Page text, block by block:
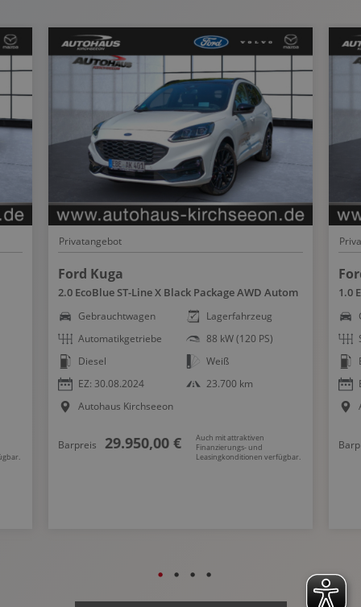
Sportsitze
Spracheingabesystem
Spurwechselassistent
Start-Stopp System
Totwinkel-Assistent
Touchscreen Bedienung
USB Anschluss, Bluetooth Audiostreaming
Verkehrszeichenerkennung
Wegfahrsperre
Winterpaket
WLAN Hotspot
Zentralver. mit Fernbedienung
Privatangebot
Ford Kuga
2.0 EcoBlue ST-Line X Black Package AWD Autom
Gebrauchtwagen
Automatikgetriebe
Diesel
EZ: 30.08.2024
Autohaus Kirchseeon
Lagerfahrzeug
88 kW (120 PS)
Weiß
23.700 km
Barpreis 29.950,00 €
Auch mit attraktiven
Finanzierungs- und
Leasingkonditionen verfügbar.
1.0